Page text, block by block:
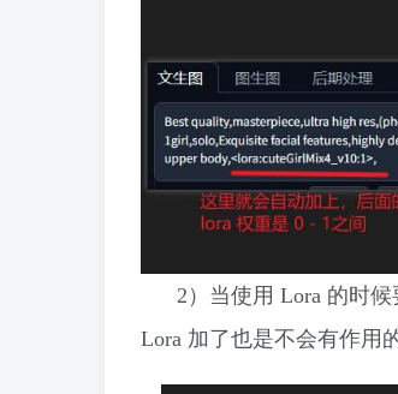
2）当使用 Lora 的时
Lora 加了也是不会有作用